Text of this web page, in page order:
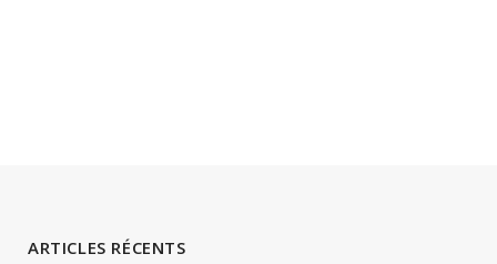
ARTICLES RÉCENTS